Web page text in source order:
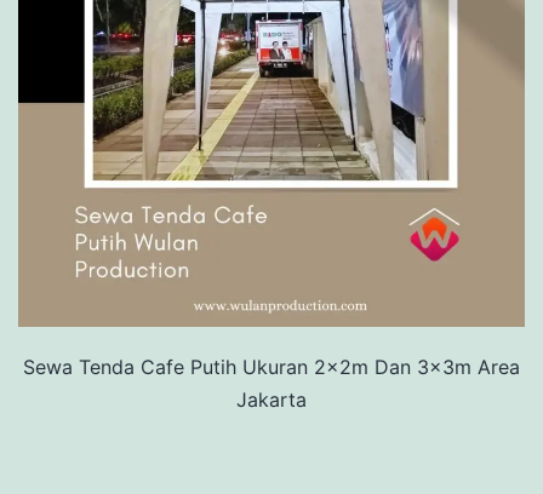
Sewa Tenda Cafe Putih Ukuran 2x2m Dan 3x3m Area
Jakarta